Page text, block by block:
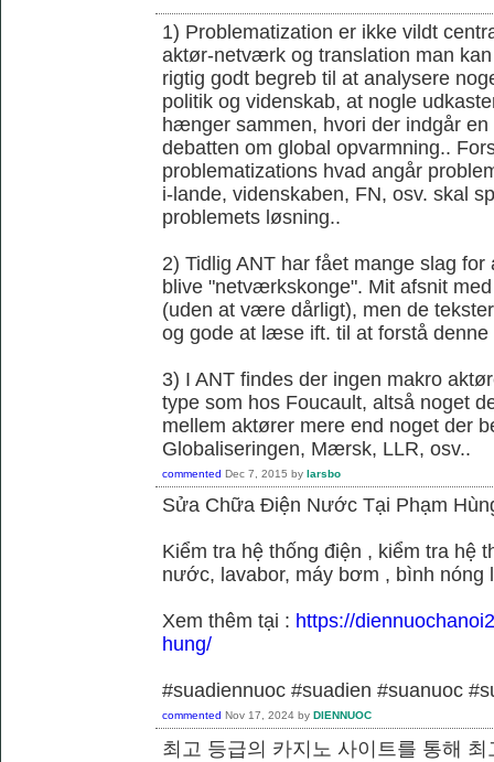
1) Problematization er ikke vildt
aktør-netværk og translation man
rigtig godt begreb til at analysere
politik og videnskab, at nogle
hænger sammen, hvori der indgår
debatten om global opvarmning..
problematizations hvad angår
i-lande, videnskaben, FN, osv. skal
problemets løsning..
2) Tidlig ANT har fået mange slag
blive "netværkskonge". Mit afsnit
(uden at være dårligt), men de
og gode at læse ift. til at forstå denne
3) I ANT findes der ingen makro
type som hos Foucault, altså noget
mellem aktører mere end noget der
Globaliseringen, Mærsk, LLR, osv..
commented Dec 7, 2015 by larsbo
Sửa Chữa Điện Nước Tại Phạm
Kiểm tra hệ thống điện , kiểm tra hệ
nước, lavabor, máy bơm , bình nóng
Xem thêm tại : https://
hung/
#suadiennuoc #suadien #suanuoc
commented Nov 17, 2024 by DIENNUOC
최고 등급의 카지노 사이트를 통해